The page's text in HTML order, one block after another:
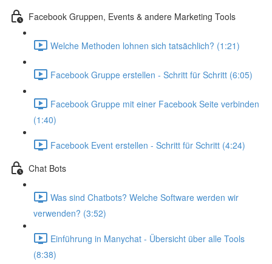
Facebook Gruppen, Events & andere Marketing Tools
Welche Methoden lohnen sich tatsächlich? (1:21)
Facebook Gruppe erstellen - Schritt für Schritt (6:05)
Facebook Gruppe mit einer Facebook Seite verbinden
(1:40)
Facebook Event erstellen - Schritt für Schritt (4:24)
Chat Bots
Was sind Chatbots? Welche Software werden wir
verwenden? (3:52)
Einführung in Manychat - Übersicht über alle Tools
(8:38)